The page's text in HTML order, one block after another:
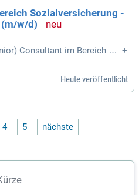
Sozialversicherung -
w/d)
Consultant im Bereich So
bieten Ihnen die Möglichk
insbesondere bei grenzüber
Sie die Zusammenarbei
Prüfungen und Wid
Ihre Expertise in die langfris
+
Heute veröffentlicht
4 5 nächste